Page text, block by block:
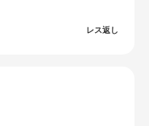
レス返し